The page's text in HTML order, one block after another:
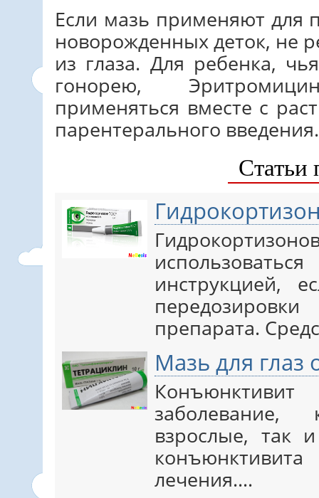
Если мазь применяют для
новорожденных деток, не
из глаза. Для ребенка,
гонорею,
применяться вместе с
парентерального введения.
Статьи
инструкцией,
препарата.
Мазь для глаз
взрослые, так
лечения.…